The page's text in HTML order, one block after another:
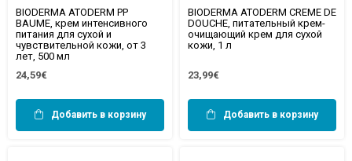
BIODERMA ATODERM PP
BAUME, крем интенсивного
питания для сухой и
чувствительной кожи, от 3
лет, 500 мл
24,59€
Добавить в корзину
BIODERMA ATODERM CREME DE
DOUCHE, питательный крем-
очищающий крем для сухой
кожи, 1 л
23,99€
Добавить в корзину